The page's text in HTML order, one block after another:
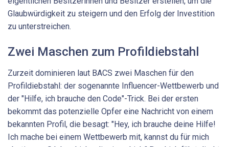
Glaubwürdigkeit zu steigern und den Erfolg der Investition
zu unterstreichen.
Zwei Maschen zum Profildiebstahl
Zurzeit dominieren laut BACS zwei Maschen für den
Profildiebstahl: der sogenannte Influencer-Wettbewerb und
der "Hilfe, ich brauche den Code"-Trick. Bei der ersten
bekommt das potenzielle Opfer eine Nachricht von einem
bekannten Profil, die besagt: "Hey, ich brauche deine Hilfe!
Ich mache bei einem Wettbewerb mit, kannst du für mich